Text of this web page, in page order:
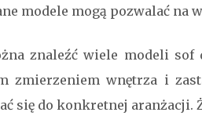
modele mogą pozwalać na
znaleźć wiele modeli
zmierzeniem wnętrza i
się do konkretnej aranżacji.